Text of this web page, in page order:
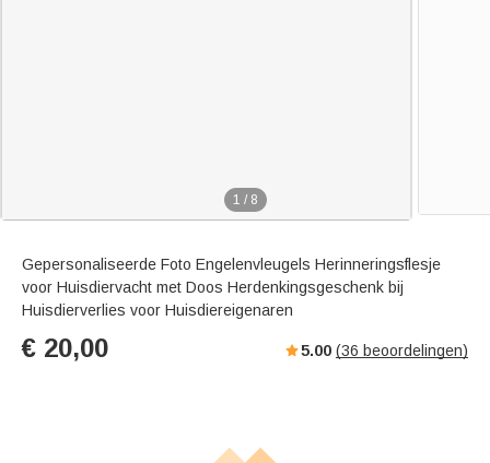
1 / 8
Gepersonaliseerde Foto Engelenvleugels Herinneringsflesje
voor Huisdiervacht met Doos Herdenkingsgeschenk bij
Huisdierverlies voor Huisdiereigenaren
€ 20,00 5.00 (36 beoordelingen)